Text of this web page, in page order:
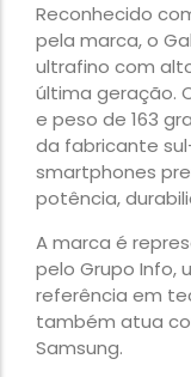
Reconhecido
pela marca, o
ultrafino com
última geração.
e peso de 163
da fabricante
smartphones
potência,
A marca é
pelo Grupo Info,
referência em
também atua
Samsung.